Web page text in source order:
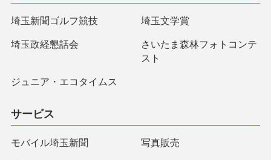
埼玉新聞ゴルフ競技 埼玉文学賞
埼玉政経懇話会
さいたま森林フォトコンテ
スト
ジュニア・エコタイムス
サービス
モバイル埼玉新聞 写真販売